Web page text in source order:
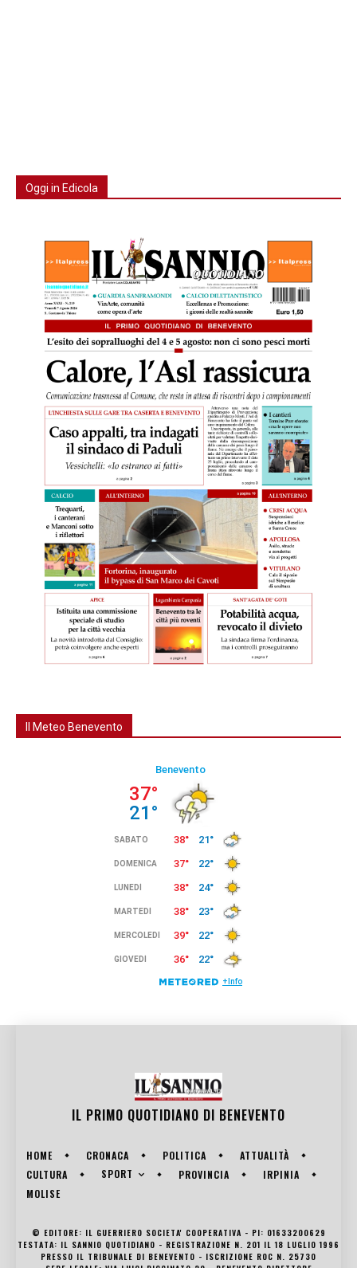
Oggi in Edicola
Il Meteo Benevento
IL PRIMO QUOTIDIANO DI BENEVENTO
HOME CRONACA POLITICA
ATTUALITÀ
CULTURA
SPORT PROVINCIA
IRPINIA
MOLISE
© EDITORE: IL GUERRIERO SOCIETA' COOPERATIVA - PI: 01633200629
TESTATA: IL SANNIO QUOTIDIANO - REGISTRAZIONE N. 201 IL 18 LUGLIO 1996
PRESSO IL TRIBUNALE DI BENEVENTO - ISCRIZIONE ROC N. 25730